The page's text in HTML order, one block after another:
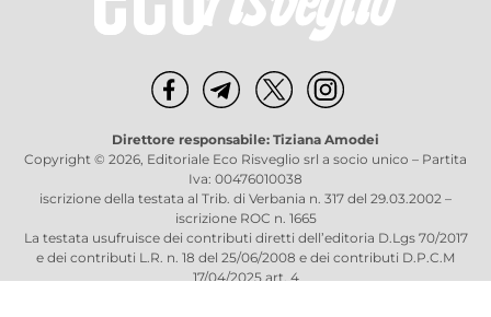
Direttore responsabile: Tiziana Amodei
Copyright © 2026, Editoriale Eco Risveglio srl a socio unico – Partita
Iva: 00476010038
iscrizione della testata al Trib. di Verbania n. 317 del 29.03.2002 –
iscrizione ROC n. 1665
La testata usufruisce dei contributi diretti dell’editoria D.Lgs 70/2017
e dei contributi L.R. n. 18 del 25/06/2008 e dei contributi D.P.C.M
17/04/2025 art. 4